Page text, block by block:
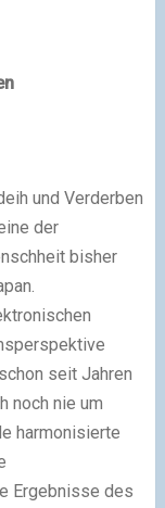
und Verderben
der
bisher
seit Jahren
noch nie um
harmonisierte
Ergebnisse des